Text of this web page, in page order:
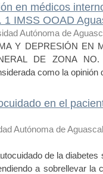
en médicos
IMSS OOAD
Autónoma de
Y DEPRESIÓN EN
DE ZONA
como la opinión
en el
Autónoma de
de la
a sobrellevar la